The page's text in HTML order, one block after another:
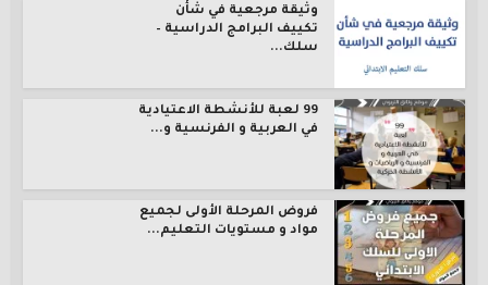
وثيقة مرجعية في شأن
تكييف البرامج الدراسية –
سلك...
99 لعبة للأنشطة الاعتيادية
في العربية و الفرنسية و...
فروض المرحلة الأولى لجميع
مواد و مستويات التعليم...